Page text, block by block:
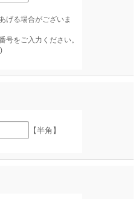
げる場合がございま
号をご入力ください。
【半角】